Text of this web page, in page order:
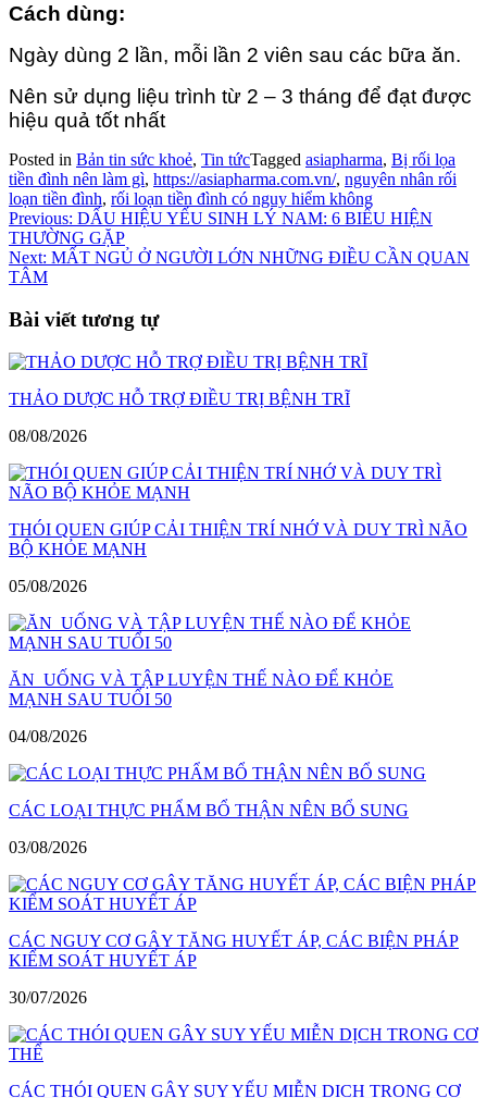
Cách dùng:
Ngày dùng 2 lần, mỗi lần 2 viên sau các bữa ăn.
Nên sử dụng liệu trình từ 2 – 3 tháng để đạt được
hiệu quả tốt nhất
Posted in Bản tin sức khoẻ, Tin tứcTagged asiapharma, Bị rối lọa
tiền đình nên làm gì, https://asiapharma.com.vn/, nguyên nhân rối
loạn tiền đình, rối loạn tiền đình có nguy hiểm không
Điều
hướng
bài
viết
Previous: DẤU HIỆU YẾU SINH LÝ NAM: 6 BIỂU HIỆN
THƯỜNG GẶP
Next: MẤT NGỦ Ở NGƯỜI LỚN NHỮNG ĐIỀU CẦN QUAN
TÂM
Bài viết tương tự
THẢO DƯỢC HỖ TRỢ ĐIỀU TRỊ BỆNH TRĨ
08/08/2026
THÓI QUEN GIÚP CẢI THIỆN TRÍ NHỚ VÀ DUY TRÌ NÃO
BỘ KHỎE MẠNH
05/08/2026
ĂN UỐNG VÀ TẬP LUYỆN THẾ NÀO ĐỂ KHỎE
MẠNH SAU TUỔI 50
04/08/2026
CÁC LOẠI THỰC PHẨM BỔ THẬN NÊN BỔ SUNG
03/08/2026
CÁC NGUY CƠ GÂY TĂNG HUYẾT ÁP, CÁC BIỆN PHÁP
KIỂM SOÁT HUYẾT ÁP
30/07/2026
CÁC THÓI QUEN GÂY SUY YẾU MIỄN DỊCH TRONG CƠ